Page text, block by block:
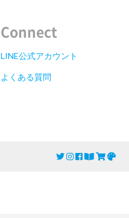
Connect
LINE公式アカウント
よくある質問